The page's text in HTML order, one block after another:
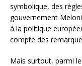
symbolique, des
gouvernement
à la politique
compte des
Mais surtout, parmi